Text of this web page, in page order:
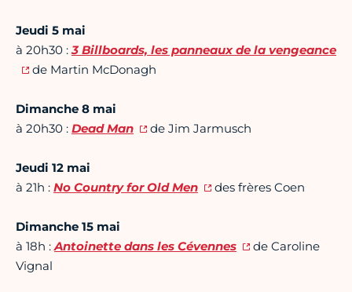
Jeudi 5 mai
à 20h30 :3 Billboards, les panneaux de la vengeance
de Martin McDonagh
Dimanche 8 mai
à 20h30 : Dead Man de Jim Jarmusch
Jeudi 12 mai
à 21h : No Country for Old Men des frères Coen
Dimanche 15 mai
à 18h :Antoinette dans les Cévennes
de Caroline
Vignal